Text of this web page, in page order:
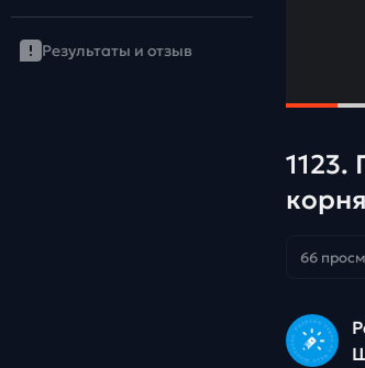
Результаты и отзыв
1123.
66